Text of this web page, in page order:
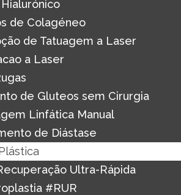
de Colagéneo
de Tatuagem a Laser
a Laser
de Gluteos sem Cirurgia
Linfática Manual
de Diástase
Ultra-Rápida
#RUR